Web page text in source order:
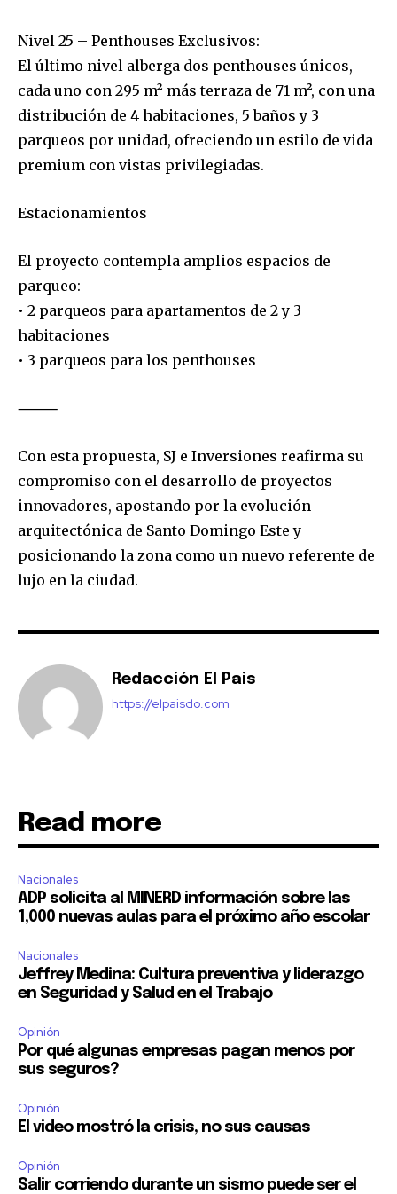
Nivel 25 – Penthouses Exclusivos:
El último nivel alberga dos penthouses únicos,
cada uno con 295 m² más terraza de 71 m², con una
distribución de 4 habitaciones, 5 baños y 3
parqueos por unidad, ofreciendo un estilo de vida
premium con vistas privilegiadas.
Estacionamientos
El proyecto contempla amplios espacios de
parqueo:
• 2 parqueos para apartamentos de 2 y 3
habitaciones
• 3 parqueos para los penthouses
⸻
Con esta propuesta, SJ e Inversiones reafirma su
compromiso con el desarrollo de proyectos
innovadores, apostando por la evolución
arquitectónica de Santo Domingo Este y
posicionando la zona como un nuevo referente de
lujo en la ciudad.
Redacción El Pais
https://elpaisdo.com
Read more
Nacionales
ADP solicita al MINERD información sobre las
1,000 nuevas aulas para el próximo año escolar
Nacionales
Jeffrey Medina: Cultura preventiva y liderazgo
en Seguridad y Salud en el Trabajo
Opinión
Por qué algunas empresas pagan menos por
sus seguros?
Opinión
El video mostró la crisis, no sus causas
Opinión
Salir corriendo durante un sismo puede ser el